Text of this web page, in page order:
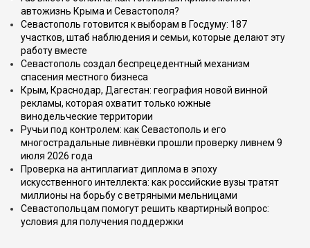
автожизнь Крыма и Севастополя?
Севастополь готовится к выборам в Госдуму: 187
участков, штаб наблюдения и семьи, которые делают эту
работу вместе
Севастополь создал беспрецедентный механизм
спасения местного бизнеса
Крым, Краснодар, Дагестан: география новой винной
рекламы, которая охватит только южные
винодельческие территории
Ручьи под контролем: как Севастополь и его
многострадальные ливнёвки прошли проверку ливнем 9
июля 2026 года
Проверка на антиплагиат диплома в эпоху
искусственного интеллекта: как российские вузы тратят
миллионы на борьбу с ветряными мельницами
Севастопольцам помогут решить квартирный вопрос:
условия для получения поддержки